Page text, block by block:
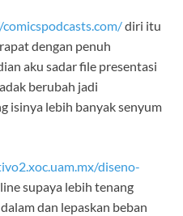
diri itu
dengan penuh
aku sadar file presentasi
berubah jadi
isinya lebih banyak senyum
diseno-
supaya lebih tenang
dan lepaskan beban